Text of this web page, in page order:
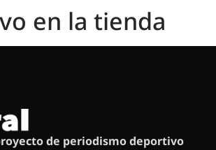
en la tienda
de periodismo deportivo